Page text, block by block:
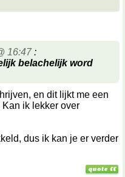
16:47:
belachelijk word
en dit lijkt me een
ik lekker over
dus ik kan je er verder